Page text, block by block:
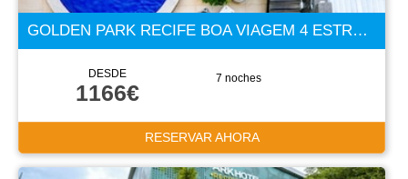
GOLDEN PARK RECIFE BOA VIAGEM 4 ESTRELLAS
DESDE
1166€
7 noches
RESERVAR AHORA